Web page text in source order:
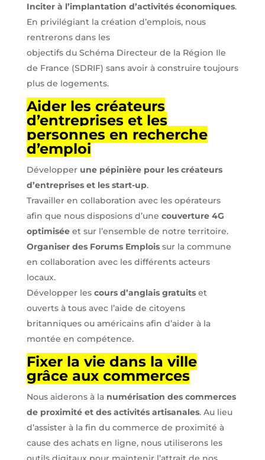
Inciter à l’implantation d’activités économiques.
En privilégiant la création d’emplois, nous
rentrerons dans les
objectifs du Schéma Directeur de la Région Ile
de France (SDRIF) sans avoir à construire toujours
plus de logements.
Aider les créateurs
d’entreprises et les
personnes en recherche
d’emploi
Développer une pépinière pour les créateurs
d’entreprises et les start-up.
Travailler en collaboration avec les opérateurs
afin que nous disposions d’une couverture 4G
optimiséeet sur l’ensemble de notre territoire.
Organiser des Forums Emploissur la commune
en collaboration avec les différents acteurs
locaux.
Développer les cours d’anglais gratuitset
ouverts à tous avec l’aide de citoyens
britanniques ou américains afin d’aider à la
montée en compétence.
Fixer la vie dans la ville
grâce aux commerces
Nous aiderons à la numérisation des commerces
de proximité et des activités artisanales. Au lieu
d’assister à la fin du commerce de proximité à
cause des achats en ligne, nous utiliserons les